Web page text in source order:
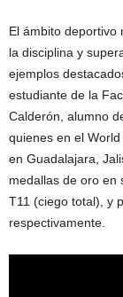
El ámbito deportivo
la disciplina y
ejemplos
estudiante de la
Calderón, alumno
quienes en el
en Guadalajara,
medallas de oro en
T11 (ciego total), y
respectivamente.